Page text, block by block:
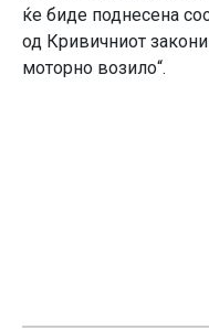
ќе биде поднесена
од Кривичниот
моторно возило“.